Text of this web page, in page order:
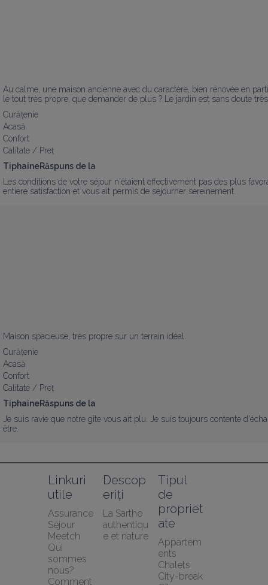
Au calme, une maison ancienne avec du caractère, bien rénovée en
le tout très propre, que demander de plus ? Le jardin est sans doute
Curățenie
Acasă
Confort
Calitate / Preț
TiphaineRăspuns de la
Les conditions de votre séjour n'étaient effectivement pas des plus
entière satisfaction et vous ait permis de séjourner sereinement.
Maison spacieuse, très propre sur un terrain idéal.
Curățenie
Acasă
Confort
Calitate / Preț
TiphaineRăspuns de la
Je suis ravie que notre gîte vous ait plu. Je suis toujours contente
être.
Linkuri
utile
Assurance
Séjour
Meetch
Qui
sommes
nous?
Comment
Descop
eriți
La Sarthe
authentiqu
e et nature
Tipul
de
propriet
ate
Appartem
ents
Chalets
City-break